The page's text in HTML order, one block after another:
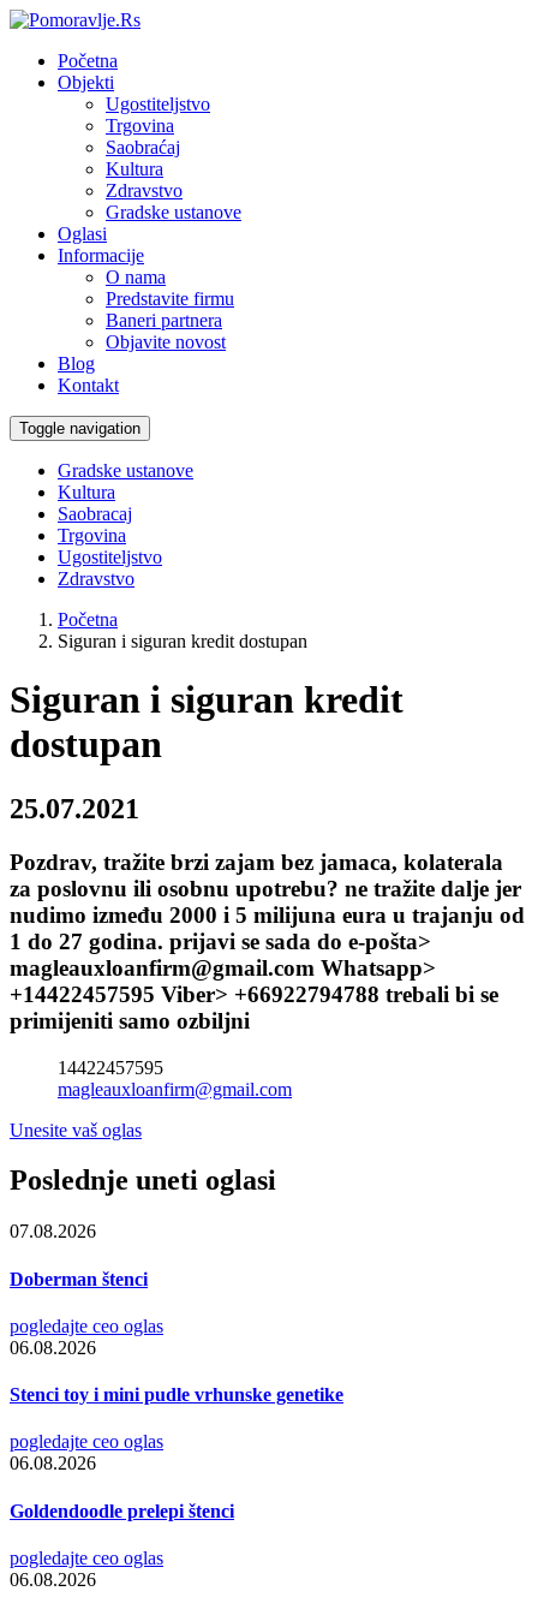
Početna
Objekti
Ugostiteljstvo
Trgovina
Saobraćaj
Kultura
Zdravstvo
Gradske ustanove
Oglasi
Informacije
O nama
Predstavite firmu
Baneri partnera
Objavite novost
Blog
Kontakt
Toggle navigation
Gradske ustanove
Kultura
Saobracaj
Trgovina
Ugostiteljstvo
Zdravstvo
Početna
Siguran i siguran kredit dostupan
Siguran i siguran kredit
dostupan
25.07.2021
Pozdrav, tražite brzi zajam bez jamaca, kolaterala
za poslovnu ili osobnu upotrebu? ne tražite dalje jer
nudimo između 2000 i 5 milijuna eura u trajanju od
1 do 27 godina. prijavi se sada do e-pošta>
magleauxloanfirm@gmail.com Whatsapp>
+14422457595 Viber> +66922794788 trebali bi se
primijeniti samo ozbiljni
14422457595
magleauxloanfirm@gmail.com
Unesite vaš oglas
Poslednje uneti oglasi
07.08.2026
Doberman štenci
pogledajte ceo oglas
06.08.2026
Stenci toy i mini pudle vrhunske genetike
pogledajte ceo oglas
06.08.2026
Goldendoodle prelepi štenci
pogledajte ceo oglas
06.08.2026